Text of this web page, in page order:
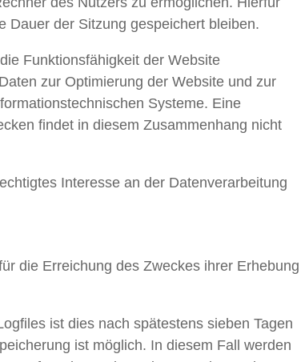
Dauer der Sitzung gespeichert bleiben.
Funktionsfähigkeit der Website
zur Optimierung der Website und zur
Systeme. Eine
findet in diesem Zusammenhang nicht
Interesse an der Datenverarbeitung
die Erreichung des Zweckes ihrer Erhebung
ist dies nach spätestens sieben Tagen
ist möglich. In diesem Fall werden